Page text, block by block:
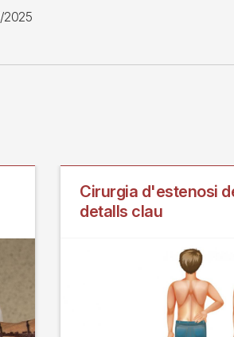
2025
Cirurgia d'estenosi
detalls clau